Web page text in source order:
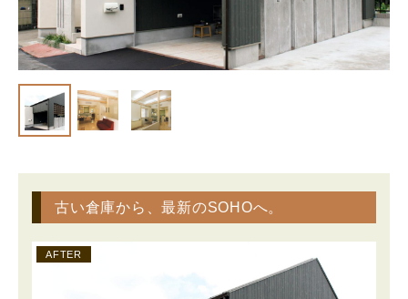
古い倉庫から、最新のSOHOへ。
AFTER